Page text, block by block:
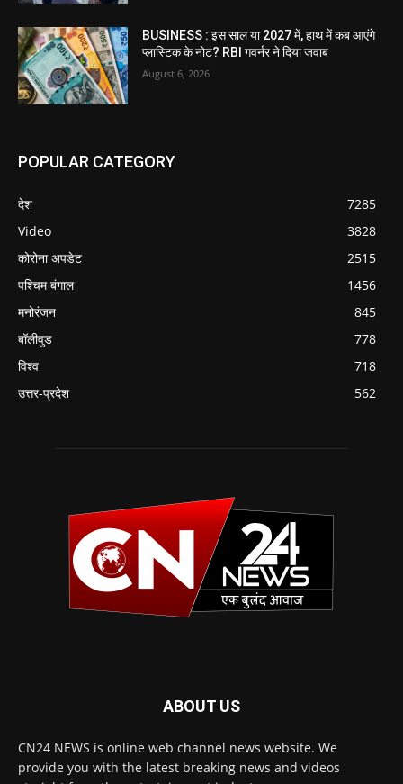
BUSINESS : इस साल या 2027 में, हाथ में कब आएंगे
प्लास्टिक के नोट? RBI गवर्नर ने दिया जवाब
August 6, 2026
POPULAR CATEGORY
देश
7285
Video
3828
कोरोना अपडेट
2515
पश्चिम बंगाल
1456
मनोरंजन
845
बॉलीवुड
778
विश्व
718
उत्तर-प्रदेश
562
ABOUT US
CN24 NEWS is online web channel news website. We
provide you with the latest breaking news and videos